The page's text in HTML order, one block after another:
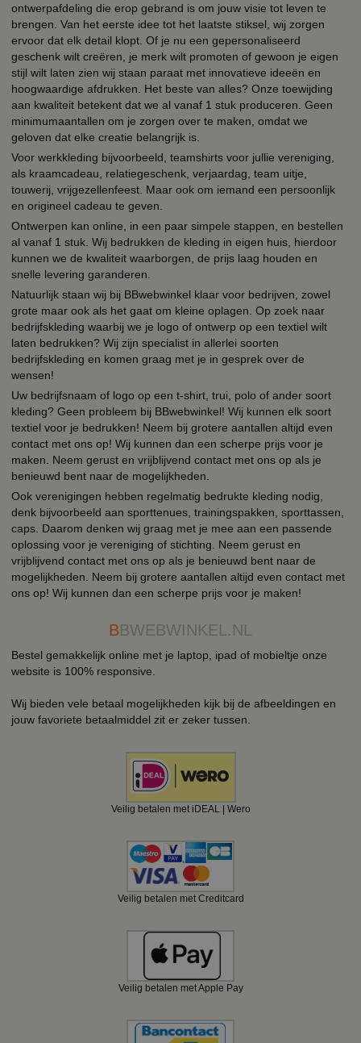
ontwerpafdeling die erop gebrand is om jouw visie tot leven te
brengen. Van het eerste idee tot het laatste stiksel, wij zorgen
ervoor dat elk detail klopt. Of je nu een gepersonaliseerd
geschenk wilt creëren, je merk wilt promoten of gewoon je eigen
stijl wilt laten zien wij staan paraat met innovatieve ideeën en
hoogwaardige afdrukken. Het beste van alles? Onze toewijding
aan kwaliteit betekent dat we al vanaf 1 stuk produceren. Geen
minimumaantallen om je zorgen over te maken, omdat we
geloven dat elke creatie belangrijk is.
Voor werkkleding bijvoorbeeld, teamshirts voor jullie vereniging,
als kraamcadeau, relatiegeschenk, verjaardag, team uitje,
touwerij, vrijgezellenfeest. Maar ook om iemand een persoonlijk
en origineel cadeau te geven.
Ontwerpen kan online, in een paar simpele stappen, en bestellen
al vanaf 1 stuk. Wij bedrukken de kleding in eigen huis, hierdoor
kunnen we de kwaliteit waarborgen, de prijs laag houden en
snelle levering garanderen.
Natuurlijk staan wij bij BBwebwinkel klaar voor bedrijven, zowel
grote maar ook als het gaat om kleine oplagen. Op zoek naar
bedrijfskleding waarbij we je logo of ontwerp op een textiel wilt
laten bedrukken? Wij zijn specialist in allerlei soorten
bedrijfskleding en komen graag met je in gesprek over de
wensen!
Uw bedrijfsnaam of logo op een t-shirt, trui, polo of ander soort
kleding? Geen probleem bij BBwebwinkel! Wij kunnen elk soort
textiel voor je bedrukken! Neem bij grotere aantallen altijd even
contact met ons op! Wij kunnen dan een scherpe prijs voor je
maken. Neem gerust en vrijblijvend contact met ons op als je
benieuwd bent naar de mogelijkheden.
Ook verenigingen hebben regelmatig bedrukte kleding nodig,
denk bijvoorbeeld aan sporttenues, trainingspakken, sporttassen,
caps. Daarom denken wij graag met je mee aan een passende
oplossing voor je vereniging of stichting. Neem gerust en
vrijblijvend contact met ons op als je benieuwd bent naar de
mogelijkheden. Neem bij grotere aantallen altijd even contact met
ons op! Wij kunnen dan een scherpe prijs voor je maken!
BBWEBWINKEL.NL
Bestel gemakkelijk online met je laptop, ipad of mobieltje onze
website is 100% responsive.
Wij bieden vele betaal mogelijkheden kijk bij de afbeeldingen en
jouw favoriete betaalmiddel zit er zeker tussen.
Veilig betalen met iDEAL | Wero
Veilig betalen met Creditcard
Veilig betalen met Apple Pay